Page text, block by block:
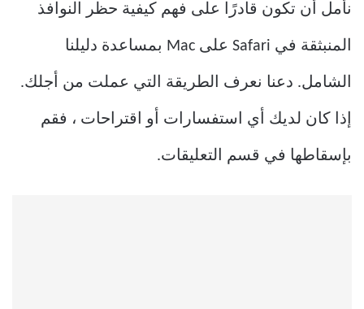
نأمل أن تكون قادرًا على فهم كيفية حظر النوافذ
المنبثقة في Safari على Mac بمساعدة دليلنا
الشامل. دعنا نعرف الطريقة التي عملت من أجلك.
إذا كان لديك أي استفسارات أو اقتراحات ، فقم
بإسقاطها في قسم التعليقات.